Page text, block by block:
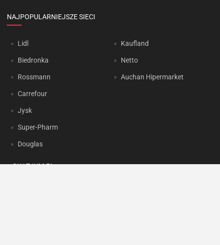
NAJPOPULARNIEJSZE SIECI
Lidl
Biedronka
Rossmann
Carrefour
Jysk
Super-Pharm
Douglas
Kaufland
Netto
Auchan Hipermarket
OKAZJUM.PL